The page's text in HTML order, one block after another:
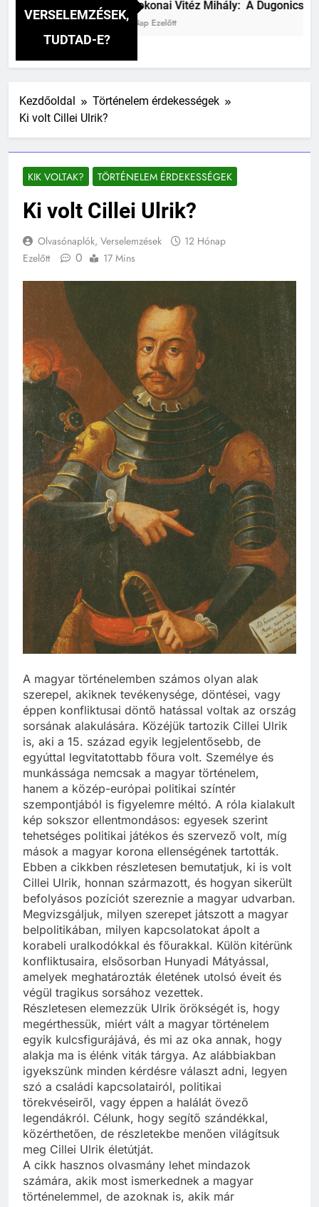
VERSELEMZÉSEK,
TUDTAD-E?
Csokonai Vitéz Mihály: A Dugonics oszlopa
3 Nap Ezelőtt
Kezdőoldal
Történelem érdekességek
Ki volt Cillei Ulrik?
KIK VOLTAK? TÖRTÉNELEM ÉRDEKESSÉGEK
Ki volt Cillei Ulrik?
Olvasónaplók, Verselemzések
12 Hónap
Ezelőtt
0 17 Mins
A magyar történelemben számos olyan alak
szerepel, akiknek tevékenysége, döntései, vagy
éppen konfliktusai döntő hatással voltak az ország
sorsának alakulására. Közéjük tartozik Cillei Ulrik
is, aki a 15. század egyik legjelentősebb, de
egyúttal legvitatottabb főura volt. Személye és
munkássága nemcsak a magyar történelem,
hanem a közép-európai politikai színtér
szempontjából is figyelemre méltó. A róla kialakult
kép sokszor ellentmondásos: egyesek szerint
tehetséges politikai játékos és szervező volt, míg
mások a magyar korona ellenségének tartották.
Ebben a cikkben részletesen bemutatjuk, ki is volt
Cillei Ulrik, honnan származott, és hogyan sikerült
befolyásos pozíciót szereznie a magyar udvarban.
Megvizsgáljuk, milyen szerepet játszott a magyar
belpolitikában, milyen kapcsolatokat ápolt a
korabeli uralkodókkal és főurakkal. Külön kitérünk
konfliktusaira, elsősorban Hunyadi Mátyással,
amelyek meghatározták életének utolsó éveit és
végül tragikus sorsához vezettek.
Részletesen elemezzük Ulrik örökségét is, hogy
megérthessük, miért vált a magyar történelem
egyik kulcsfigurájává, és mi az oka annak, hogy
alakja ma is élénk viták tárgya. Az alábbiakban
igyekszünk minden kérdésre választ adni, legyen
szó a családi kapcsolatairól, politikai
törekvéseiről, vagy éppen a halálát övező
legendákról. Célunk, hogy segítő szándékkal,
közérthetően, de részletekbe menően világítsuk
meg Cillei Ulrik életútját.
A cikk hasznos olvasmány lehet mindazok
számára, akik most ismerkednek a magyar
történelemmel, de azoknak is, akik már